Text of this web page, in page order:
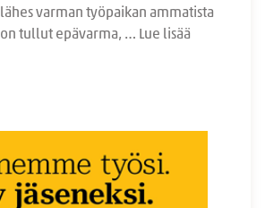
lähes varman työpaikan ammatista
on tullut epävarma, … Lue lisää